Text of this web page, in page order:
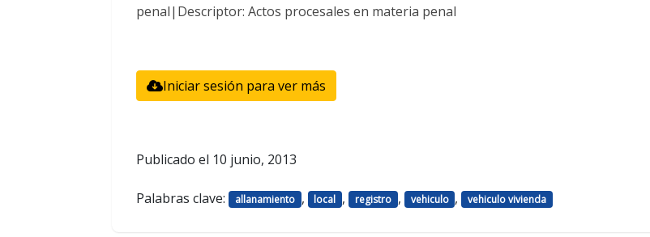
penal|Descriptor: Actos procesales en materia penal
Iniciar sesión para ver más
Publicado el 10 junio, 2013
Palabras clave: allanamiento , local , registro , vehiculo , vehiculo vivienda